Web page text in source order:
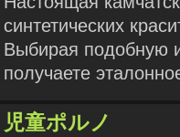
синтетических
Выбирая подобную
получаете
児童ポルノ